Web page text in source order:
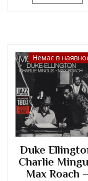
Немає в
Duke
Charlie
Max Roach –